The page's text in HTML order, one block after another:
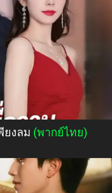
ยงลม (พากย์ไทย)